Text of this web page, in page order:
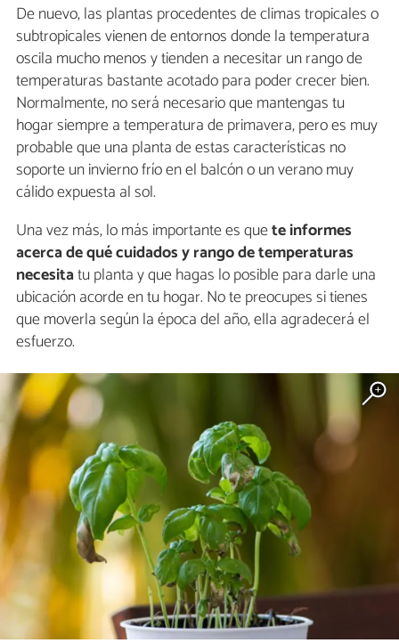
De nuevo, las plantas procedentes de climas tropicales o
subtropicales vienen de entornos donde la temperatura
oscila mucho menos y tienden a necesitar un rango de
temperaturas bastante acotado para poder crecer bien.
Normalmente, no será necesario que mantengas tu
hogar siempre a temperatura de primavera, pero es muy
probable que una planta de estas características no
soporte un invierno frío en el balcón o un verano muy
cálido expuesta al sol.
Una vez más, lo más importante es quete informes
acerca de qué cuidados y rango de temperaturas
necesitatu planta y que hagas lo posible para darle una
ubicación acorde en tu hogar. No te preocupes si tienes
que moverla según la época del año, ella agradecerá el
esfuerzo.